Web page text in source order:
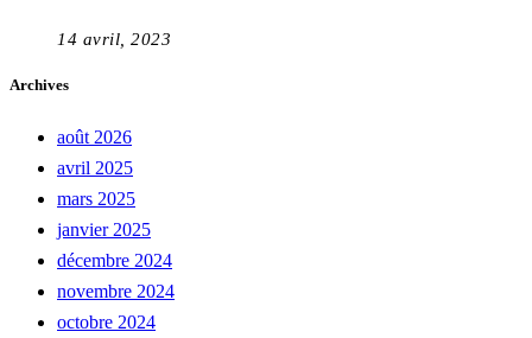
14 avril, 2023
Archives
août 2026
avril 2025
mars 2025
janvier 2025
décembre 2024
novembre 2024
octobre 2024